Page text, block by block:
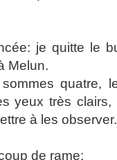
je quitte le
Melun.
quatre,
yeux très
à les observer.
de rame: